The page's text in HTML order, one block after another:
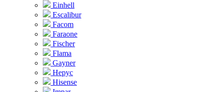
Einhell
Escalibur
Facom
Faraone
Fischer
Flama
Gayner
Hepyc
Hisense